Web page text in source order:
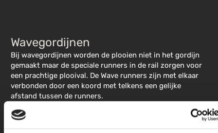
Wavegordijnen
Bij wavegordijnen worden de plooien niet in het gordijn
gemaakt maar de speciale runners in de rail zorgen voor
een prachtige plooival. De Wave runners zijn met elkaar
verbonden door een koord met telkens een gelijke
afstand tussen de runners.
Bekijk de foto's